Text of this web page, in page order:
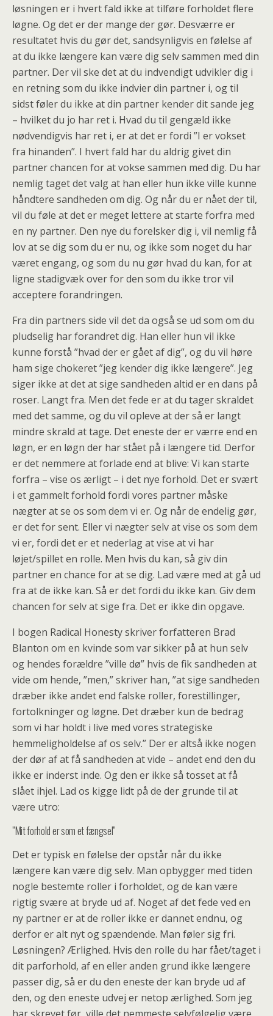
løsningen er i hvert fald ikke at tilføre forholdet flere
løgne. Og det er der mange der gør. Desværre er
resultatet hvis du gør det, sandsynligvis en følelse af
at du ikke længere kan være dig selv sammen med din
partner. Der vil ske det at du indvendigt udvikler dig i
en retning som du ikke indvier din partner i, og til
sidst føler du ikke at din partner kender dit sande jeg
– hvilket du jo har ret i. Hvad du til gengæld ikke
nødvendigvis har ret i, er at det er fordi ”I er vokset
fra hinanden”. I hvert fald har du aldrig givet din
partner chancen for at vokse sammen med dig. Du har
nemlig taget det valg at han eller hun ikke ville kunne
håndtere sandheden om dig. Og når du er nået der til,
vil du føle at det er meget lettere at starte forfra med
en ny partner. Den nye du forelsker dig i, vil nemlig få
lov at se dig som du er nu, og ikke som noget du har
været engang, og som du nu gør hvad du kan, for at
ligne stadigvæk over for den som du ikke tror vil
acceptere forandringen.
Fra din partners side vil det da også se ud som om du
pludselig har forandret dig. Han eller hun vil ikke
kunne forstå ”hvad der er gået af dig”, og du vil høre
ham sige chokeret ”jeg kender dig ikke længere”. Jeg
siger ikke at det at sige sandheden altid er en dans på
roser. Langt fra. Men det fede er at du tager skraldet
med det samme, og du vil opleve at der så er langt
mindre skrald at tage. Det eneste der er værre end en
løgn, er en løgn der har stået på i længere tid. Derfor
er det nemmere at forlade end at blive: Vi kan starte
forfra – vise os ærligt – i det nye forhold. Det er svært
i et gammelt forhold fordi vores partner måske
nægter at se os som dem vi er. Og når de endelig gør,
er det for sent. Eller vi nægter selv at vise os som dem
vi er, fordi det er et nederlag at vise at vi har
løjet/spillet en rolle. Men hvis du kan, så giv din
partner en chance for at se dig. Lad være med at gå ud
fra at de ikke kan. Så er det fordi du ikke kan. Giv dem
chancen for selv at sige fra. Det er ikke din opgave.
I bogen Radical Honesty skriver forfatteren Brad
Blanton om en kvinde som var sikker på at hun selv
og hendes forældre ”ville dø” hvis de fik sandheden at
vide om hende, ”men,” skriver han, ”at sige sandheden
dræber ikke andet end falske roller, forestillinger,
fortolkninger og løgne. Det dræber kun de bedrag
som vi har holdt i live med vores strategiske
hemmeligholdelse af os selv.” Der er altså ikke nogen
der dør af at få sandheden at vide – andet end den du
ikke er inderst inde. Og den er ikke så tosset at få
slået ihjel. Lad os kigge lidt på de der grunde til at
være utro:
”Mit forhold er som et fængsel”
Det er typisk en følelse der opstår når du ikke
længere kan være dig selv. Man opbygger med tiden
nogle bestemte roller i forholdet, og de kan være
rigtig svære at bryde ud af. Noget af det fede ved en
ny partner er at de roller ikke er dannet endnu, og
derfor er alt nyt og spændende. Man føler sig fri.
Løsningen? Ærlighed. Hvis den rolle du har fået/taget i
dit parforhold, af en eller anden grund ikke længere
passer dig, så er du den eneste der kan bryde ud af
den, og den eneste udvej er netop ærlighed. Som jeg
har skrevet før, ville det nemmeste selvfølgelig være